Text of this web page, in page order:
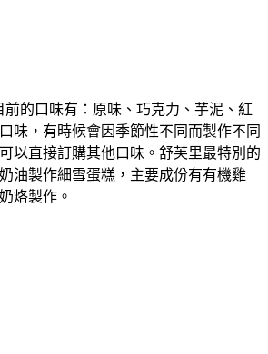
前的口味有：原味、巧克力、芋泥、紅
味，有時候會因季節性不同而製作不同
以直接訂購其他口味。舒芙里最特別的
油製作細雪蛋糕，主要成份有有機雞
烙製作。